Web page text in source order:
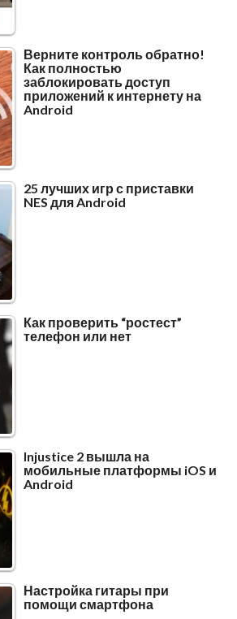
Верните контроль обратно!
Как полностью
заблокировать доступ
приложений к интернету на
Android
25 лучших игр с приставки
NES для Android
Как проверить “ростест”
телефон или нет
Injustice 2 вышла на
мобильные платформы iOS и
Android
Настройка гитары при
помощи смартфона